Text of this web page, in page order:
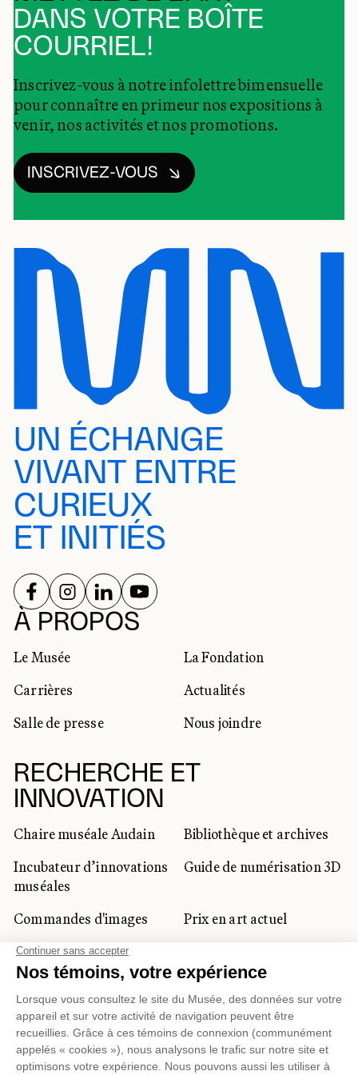
DANS VOTRE BOÎTE
COURRIEL!
Inscrivez-vous à notre infolettre bimensuelle
pour connaître en primeur nos expositions à
venir, nos activités et nos promotions.
INSCRIVEZ-VOUS
UN ÉCHANGE
VIVANT ENTRE
CURIEUX
ET INITIÉS
À PROPOS
Le Musée
La Fondation
Carrières
Actualités
Salle de presse
Nous joindre
RECHERCHE ET
INNOVATION
Chaire muséale Audain
Bibliothèque et archives
Incubateur d’innovations
muséales
Guide de numérisation 3D
Commandes d'images
Prix en art actuel
Prix Lynne-Cohen
CLIENTÈLE CORPORATIVE
ET PRIVÉE
Location d'espaces Activités corporatives
RÉSEAUX SOCIAUX
SUIVEZ-NOUS SUR
SUIVEZ-NOUS SUR
SUIVEZ-NOUS SUR
SUIVEZ-NOUS SUR